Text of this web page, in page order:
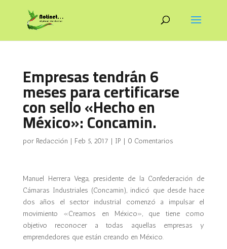
Empresas tendrán 6
meses para certificarse
con sello «Hecho en
México»: Concamin.
por Redacción | Feb 5, 2017 | IP | 0 Comentarios
Manuel Herrera Vega, presidente de la Confederación de
Cámaras Industriales (Concamin), indicó que desde hace
dos años el sector industrial comenzó a impulsar el
movimiento «Creamos en México», que tiene como
objetivo reconocer a todas aquellas empresas y
emprendedores que están creando en México.